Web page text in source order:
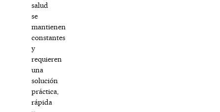
salud
se
mantienen
constantes
y
requieren
una
solución
práctica,
rápida